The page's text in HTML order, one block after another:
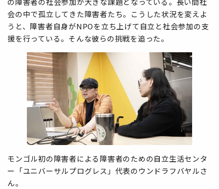
会の中で孤立してきた障害者たち。こうした状況を変えよ
うと、障害者自身がNPOを立ち上げて自立と社会参加の支
援を行っている。そんな彼らの挑戦を追った。
モンゴル初の障害者による障害者のための自立生活センタ
ー「ユニバーサルプログレス」代表のウンドラフバヤルさ
ん。